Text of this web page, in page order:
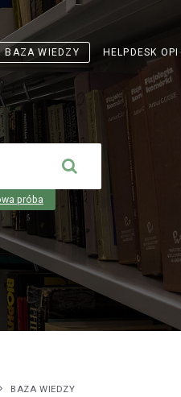
BAZA WIEDZY HELPDESK
próba
BAZA WIEDZY